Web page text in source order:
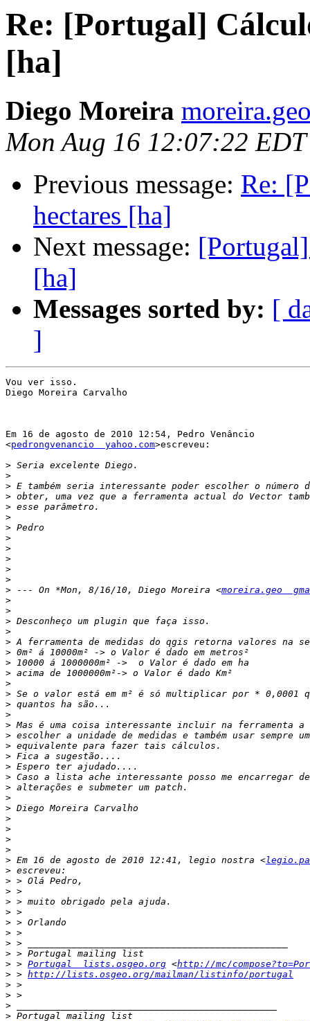
Re: [Portugal]
[ha]
Diego Moreira
Mon Aug 16 12:07:22
Previous message: Re:
hectares [ha]
Next message:
[ha]
Messages sorted by: [
]
Vou ver isso.
Diego Moreira Carvalho
Em 16 de agosto de 2010 12:54, Pedro Venâncio
<pedrongvenancio  yahoo.com>escreveu:
>
>
>
>
>
>
>
>
>
>
>
>
> --- On *Mon, 8/16/10, Diego Moreira <moreira.geo
>
>
>
>
>
>
>
>
>
>
>
>
>
>
>
>
>
>
>
>
>
>
>
>
>
> Em 16 de agosto de 2010 12:41, legio nostra <
>
>
>
>
>
>
>
>
>
> > Portugal  lists.osgeo.org <http://mc/
> > http://lists.osgeo.org/mailman/listinfo/portugal
>
>
>
>